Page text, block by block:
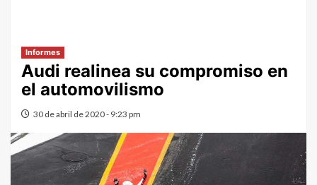
Informes
Audi realinea su compromiso en
el automovilismo
30 de abril de 2020 - 9:23 pm